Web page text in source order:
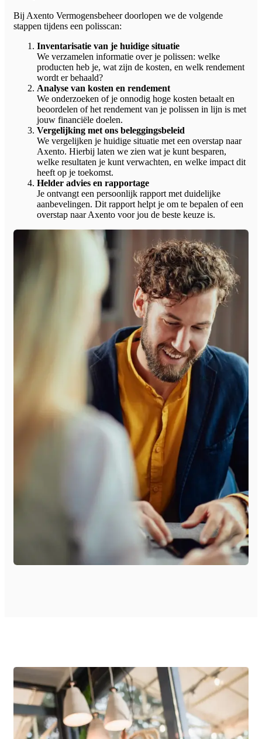
Bij Axento Vermogensbeheer doorlopen we de volgende
stappen tijdens een polisscan:
Inventarisatie van je huidige situatie
We verzamelen informatie over je polissen: welke
producten heb je, wat zijn de kosten, en welk rendement
wordt er behaald?
Analyse van kosten en rendement
We onderzoeken of je onnodig hoge kosten betaalt en
beoordelen of het rendement van je polissen in lijn is met
jouw financiële doelen.
Vergelijking met ons beleggingsbeleid
We vergelijken je huidige situatie met een overstap naar
Axento. Hierbij laten we zien wat je kunt besparen,
welke resultaten je kunt verwachten, en welke impact dit
heeft op je toekomst.
Helder advies en rapportage
Je ontvangt een persoonlijk rapport met duidelijke
aanbevelingen. Dit rapport helpt je om te bepalen of een
overstap naar Axento voor jou de beste keuze is.